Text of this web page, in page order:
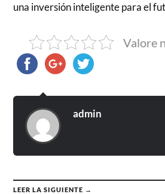
una inversión inteligente para el
Valore
admin
LEER LA SIGUIENTE →